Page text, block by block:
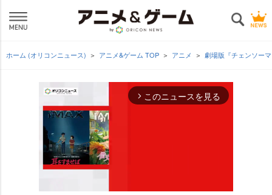
ホーム (オリコンニュース) アニメ&ゲーム TOP アニメ 劇場版『チェンソー
arrow_forward_ios このニュースを見る